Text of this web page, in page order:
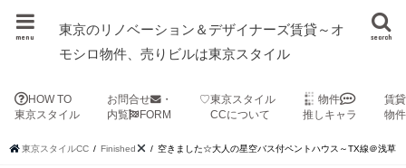
東京のリノベーション＆デザイナーズ賃貸～オ
モシロ物件、売りビルは東京スタイル
search
menu
HOW TO
東京スタイル
お問合せ
・
内覧
FORM
♡東京スタイル
CCについて
物件
推しキャラ
賃
物
東京スタイルCC Finished 空きました☆大人の星空バス付ペントハウス～TX線＠浅草